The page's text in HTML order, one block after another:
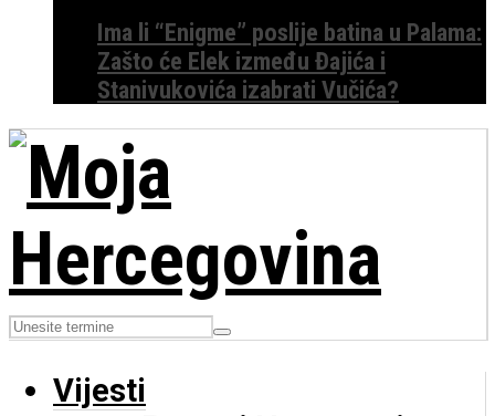
Ima li “Enigme” poslije batina u Palama:
Zašto će Elek između Đajića i
Stanivukovića izabrati Vučića?
Vijesti